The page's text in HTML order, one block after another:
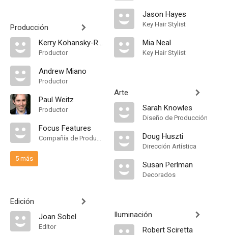
Producción
Kerry Kohansky-Roberts
Productor
Andrew Miano
Productor
Paul Weitz
Productor
Focus Features
Compañía de Produccion
5 más
Edición
Joan Sobel
Editor
Jason Hayes
Key Hair Stylist
Mia Neal
Key Hair Stylist
Arte
Sarah Knowles
Diseño de Producción
Doug Huszti
Dirección Artística
Susan Perlman
Decorados
Iluminación
Robert Sciretta